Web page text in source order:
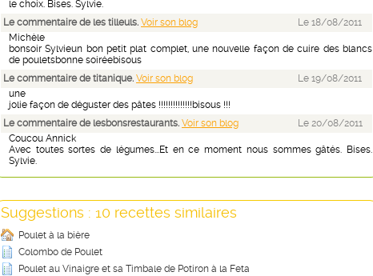
le choix. Bises. Sylvie.
Le commentaire de les tilleuls. Voir son blog
Le 18/08/2011
Michèle
bonsoir Sylvieun bon petit plat complet, une nouvelle façon de cuire des blancs
de pouletsbonne soiréebisous
Le commentaire de titanique. Voir son blog
Le 19/08/2011
une
jolie façon de déguster des pâtes !!!!!!!!!!!!!!bisous !!!
Le commentaire de lesbonsrestaurants. Voir son blog
Le 20/08/2011
Coucou Annick
Avec toutes sortes de légumes...Et en ce moment nous sommes gâtés. Bises.
Sylvie.
Suggestions : 10 recettes similaires
Poulet à la bière
Colombo de Poulet
Poulet au Vinaigre et sa Timbale de Potiron à la Feta